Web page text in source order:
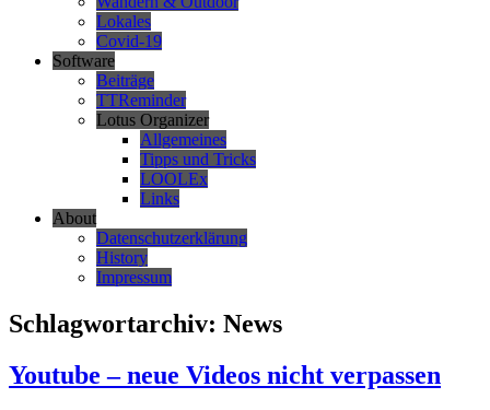
Lokales
Covid-19
Software
Beiträge
TTReminder
Lotus Organizer
Allgemeines
Tipps und Tricks
LOOLEx
Links
About
Datenschutzerklärung
History
Impressum
Schlagwortarchiv: News
Youtube – neue Videos nicht verpassen